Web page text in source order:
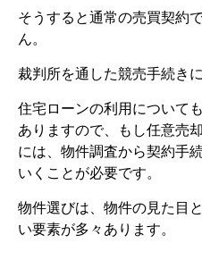
そうすると通常の売買契約
ん。
裁判所を通した競売手続き
住宅ローンの利用について
ありますので、もし任意売
には、物件調査から契約手
いくことが必要です。
物件選びは、物件の見た目
い要素が多々あります。